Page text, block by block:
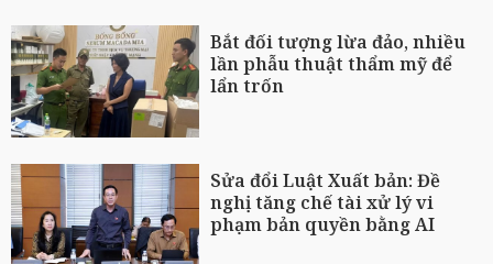
Bắt đối tượng lừa đảo, nhiều
lần phẫu thuật thẩm mỹ để
lẩn trốn
Sửa đổi Luật Xuất bản: Đề
nghị tăng chế tài xử lý vi
phạm bản quyền bằng AI